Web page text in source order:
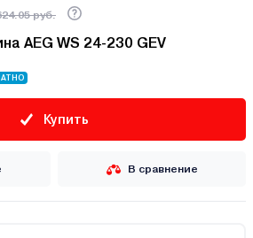
руб.
AEG WS 24-230 GEV
Купить
В сравнение